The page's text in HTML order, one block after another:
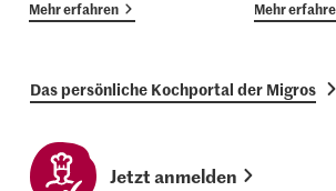
Mehr erfahren Mehr
Das persönliche Kochportal der Migros
Jetzt anmelden